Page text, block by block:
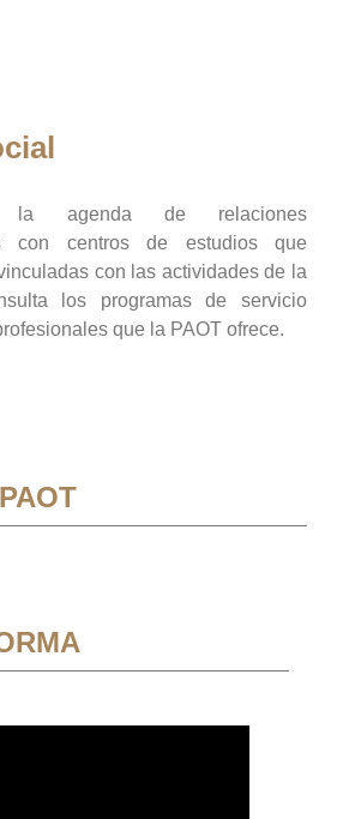
la agenda de relaciones
con centros de estudios que
con las actividades de la
los programas de servicio
que la PAOT ofrece.